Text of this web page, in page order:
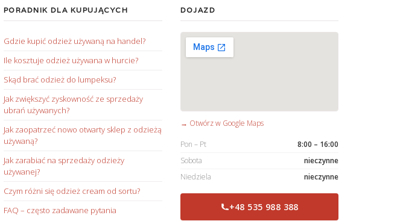
PORADNIK DLA KUPUJĄCYCH
Gdzie kupić odzież używaną na handel?
Ile kosztuje odzież używana w hurcie?
Skąd brać odzież do lumpeksu?
Jak zwiększyć zyskowność ze sprzedaży
ubrań używanych?
Jak zaopatrzeć nowo otwarty sklep z odzieżą
używaną?
Jak zarabiać na sprzedaży odzieży
używanej?
Czym różni się odzież cream od sortu?
FAQ – często zadawane pytania
DOJAZD
→ Otwórz w Google Maps
Pon – Pt
8:00 – 16:00
Sobota
nieczynne
Niedziela
nieczynne
+48 535 988 388